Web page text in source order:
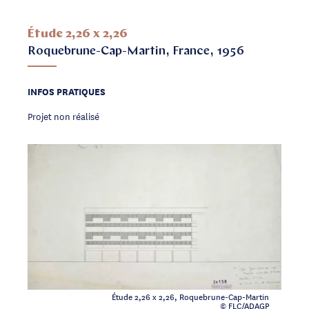
Étude 2,26 x 2,26
Roquebrune-Cap-Martin, France, 1956
Étude 2,26 x 2,26, Roquebrune-Cap-Martin
© FLC/ADAGP
INFOS PRATIQUES
Projet non réalisé